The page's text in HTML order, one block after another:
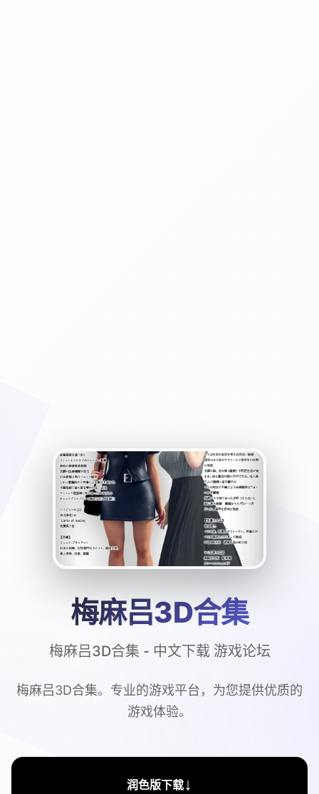
梅麻吕3D合集
梅麻吕3D合集 - 中文下载 游戏论坛
梅麻吕3D合集。专业的游戏平台，为您提供优质的
游戏体验。
润色版下载↓